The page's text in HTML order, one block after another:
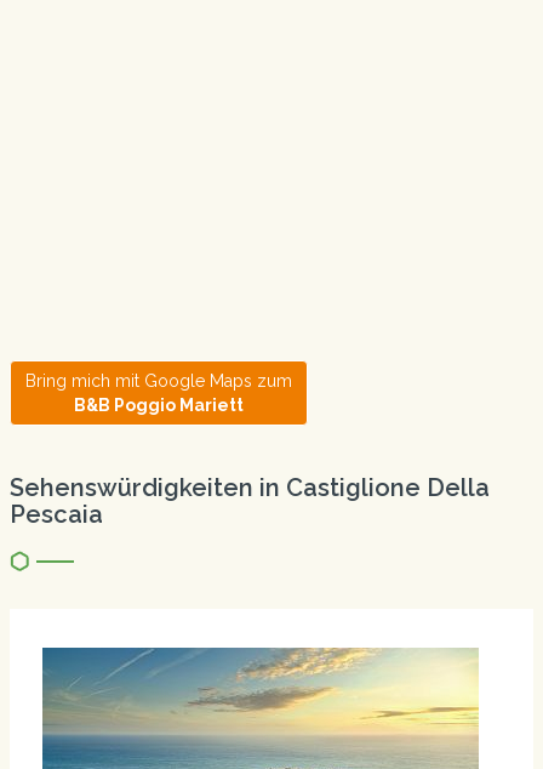
Bring mich mit Google Maps zum
B&B Poggio Mariett
Sehenswürdigkeiten in Castiglione Della
Pescaia